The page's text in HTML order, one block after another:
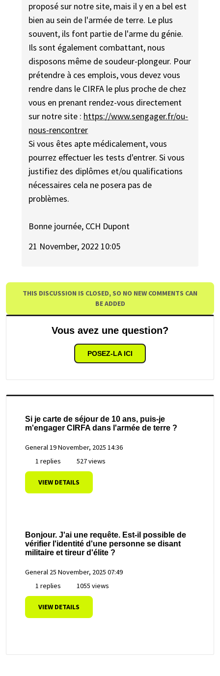
proposé sur notre site, mais il y en a bel est
bien au sein de l'armée de terre. Le plus
souvent, ils font partie de l'arme du génie.
Ils sont également combattant, nous
disposons même de soudeur-plongeur. Pour
prétendre à ces emplois, vous devez vous
rendre dans le CIRFA le plus proche de chez
vous en prenant rendez-vous directement
sur notre site : https://www.sengager.fr/ou-
nous-rencontrer
Si vous êtes apte médicalement, vous
pourrez effectuer les tests d'entrer. Si vous
justifiez des diplômes et/ou qualifications
nécessaires cela ne posera pas de
problèmes.
Bonne journée, CCH Dupont
21 November, 2022 10:05
THIS DISCUSSION IS CLOSED, SO NO NEW COMMENTS CAN
BE ADDED
Vous avez une question?
POSEZ-LA ICI
Si je carte de séjour de 10 ans, puis-je
m'engager CIRFA dans l'armée de terre ?
General19 November, 2025 14:36
1 replies
527 views
VIEW DETAILS
Bonjour. J'ai une requête. Est-il possible de
vérifier l'identité d'une personne se disant
militaire et tireur d'élite ?
General 25 November, 2025 07:49
1 replies
1055 views
VIEW DETAILS